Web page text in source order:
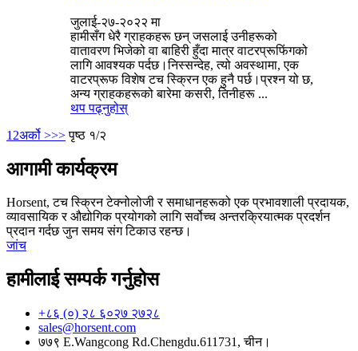
जुलाई-२७-२०२२ मा
हामीसँग धेरै ग्राहकहरू छन् जसलाई उनीहरूको
वातावरण भिजेको वा बाहिरी हुँदा मात्र वाटरप्रूफिंगको
लागि आवश्यक पर्दछ।निस्सन्देह, त्यो अवस्थामा, एक
वाटरप्रूफ विशेष टच स्क्रिन एक हुनै पर्छ।प्रश्न यो छ,
अन्य ग्राहकहरूको बारेमा कसरी, तिनीहरू ...
थप पढ्नुहोस्
1 2अर्को >>> पृष्ठ १/२
आगामी कार्यक्रम
Horsent, टच स्क्रिन टेक्नोलोजी र समाधानहरूको एक प्रभावशाली प्रदायक,
व्यावसायिक र औद्योगिक प्रयोगको लागि सर्वोच्च अन्तरक्रियात्मक प्रदर्शन
प्रदान गर्दछ जुन समय संग टिकाउ रहन्छ।
जांच
हामीलाई सम्पर्क गर्नुहोस
+८६ (०) २८ ६०२७ २७२८
sales@horsent.com
७७९ E.Wangcong Rd.Chengdu.611731, चीन।